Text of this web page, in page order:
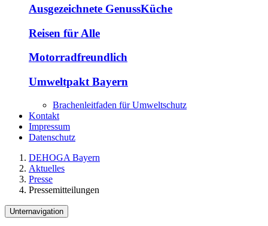
Ausgezeichnete GenussKüche
Reisen für Alle
Motorradfreundlich
Umweltpakt Bayern
Brachenleitfaden für Umweltschutz
Kontakt
Impressum
Datenschutz
DEHOGA Bayern
Aktuelles
Presse
Pressemitteilungen
Unternavigation